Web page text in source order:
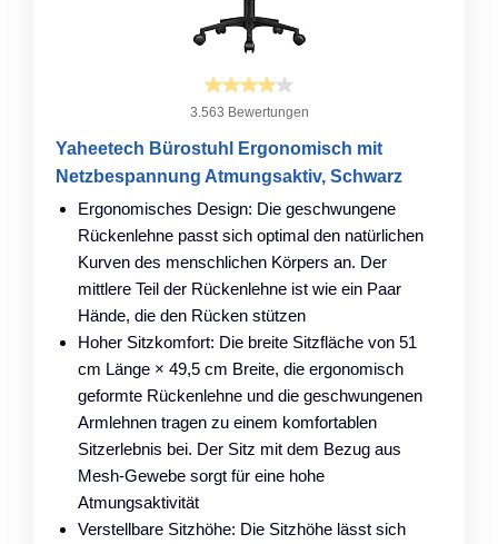
3.563 Bewertungen
Yaheetech Bürostuhl Ergonomisch mit
Netzbespannung Atmungsaktiv, Schwarz
Ergonomisches Design: Die geschwungene
Rückenlehne passt sich optimal den natürlichen
Kurven des menschlichen Körpers an. Der
mittlere Teil der Rückenlehne ist wie ein Paar
Hände, die den Rücken stützen
Hoher Sitzkomfort: Die breite Sitzfläche von 51
cm Länge × 49,5 cm Breite, die ergonomisch
geformte Rückenlehne und die geschwungenen
Armlehnen tragen zu einem komfortablen
Sitzerlebnis bei. Der Sitz mit dem Bezug aus
Mesh-Gewebe sorgt für eine hohe
Atmungsaktivität
Verstellbare Sitzhöhe: Die Sitzhöhe lässt sich